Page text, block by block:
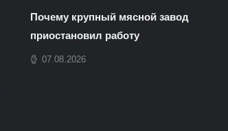
Почему крупный мясной завод
приостановил работу
07.08.2026